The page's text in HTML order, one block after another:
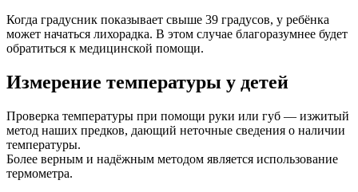
Когда градусник показывает свыше 39 градусов, у ребёнка
может начаться лихорадка. В этом случае благоразумнее будет
обратиться к медицинской помощи.
Измерение температуры у детей
Проверка температуры при помощи руки или губ — изжитый
метод наших предков, дающий неточные сведения о наличии
температуры.
Более верным и надёжным методом является использование
термометра.